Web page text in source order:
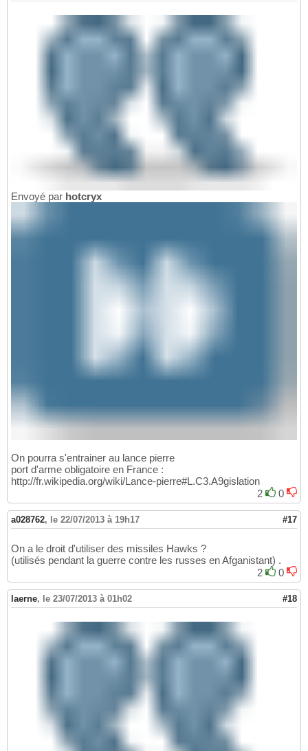
Envoyé par hotcryx
On pourra s'entrainer au lance pierre
port d'arme obligatoire en France :
http://fr.wikipedia.org/wiki/Lance-pierre#L.C3.A9gislation
2
0
a028762, le 22/07/2013 à 19h17 #17
On a le droit d'utiliser des missiles Hawks ?
(utilisés pendant la guerre contre les russes en Afganistant) .
2
0
laerne, le 23/07/2013 à 01h02 #18